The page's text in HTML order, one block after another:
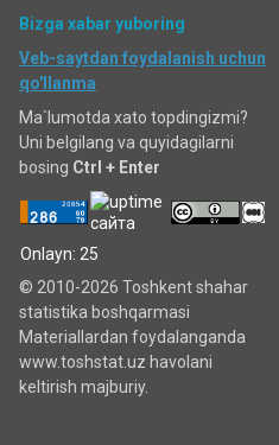
Bizga xabar yuboring
Veb-saytdan foydalanish uchun
qo'llanma
Ma`lumotda xato topdingizmi?
Uni belgilang va quyidagilarni
bosing Ctrl + Enter
Onlayn: 25
© 2010-2026 Toshkent shahar
statistika boshqarmasi
Materiallardan foydalanganda
www.toshstat.uz havolani
keltirish majburiy.